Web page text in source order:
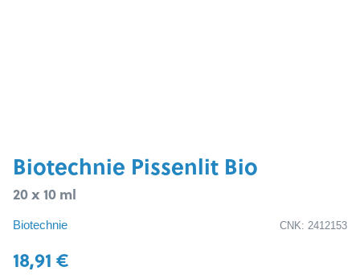
Biotechnie Pissenlit Bio
20 x 10 ml
Biotechnie CNK: 2412153
18,91 €